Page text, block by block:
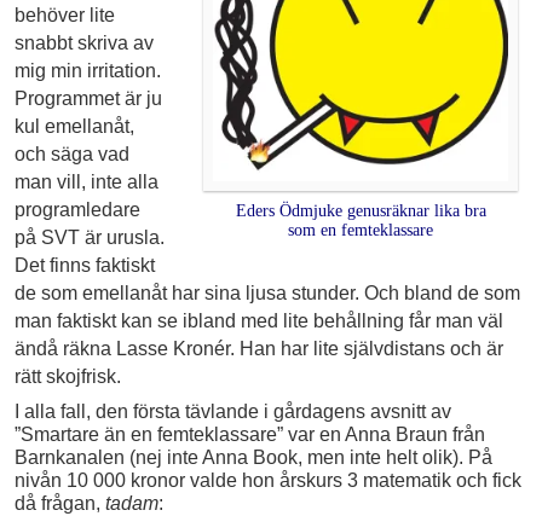
Eders Ödmjuke genusräknar lika bra
som en femteklassare
behöver lite
snabbt skriva av
mig min irritation.
Programmet är ju
kul emellanåt,
och säga vad
man vill, inte alla
programledare
på SVT är urusla.
Det finns faktiskt
de som emellanåt har sina ljusa stunder. Och bland de som
man faktiskt kan se ibland med lite behållning får man väl
ändå räkna Lasse Kronér. Han har lite självdistans och är
rätt skojfrisk.
I alla fall, den första tävlande i gårdagens avsnitt av
”Smartare än en femteklassare” var en Anna Braun från
Barnkanalen (nej inte Anna Book, men inte helt olik). På
nivån 10 000 kronor valde hon årskurs 3 matematik och fick
då frågan, tadam: